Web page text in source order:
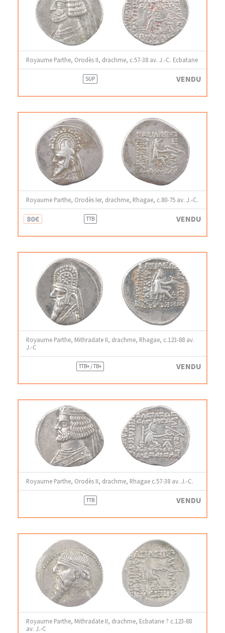
Royaume Parthe, Orodès II, drachme, c.57-38 av. J.-C. Ecbatane
SUP VENDU
Royaume Parthe, Orodès Ier, drachme, Rhagae, c.80-75 av. J.-C.
80€ TTB VENDU
Royaume Parthe, Mithradate II, drachme, Rhagae, c.123-88 av.
J.-C
TTB+ / TB+ VENDU
Royaume Parthe, Orodès II, drachme, Rhagae c.57-38 av. J.-C.
TTB VENDU
Royaume Parthe, Mithradate II, drachme, Ecbatane ? c.123-88
av. J.-C